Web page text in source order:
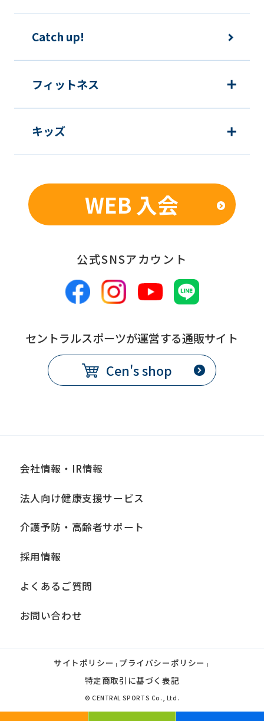
Catch up!
フィットネス
キッズ
WEB 入会
公式SNSアカウント
セントラルスポーツが運営する通販サイト
Cen's shop
会社情報・IR情報
法人向け健康支援サービス
介護予防・高齢者サポート
採用情報
よくあるご質問
お問い合わせ
サイトポリシー | プライバシーポリシー |
特定商取引に基づく表記
© CENTRAL SPORTS Co., Ltd.